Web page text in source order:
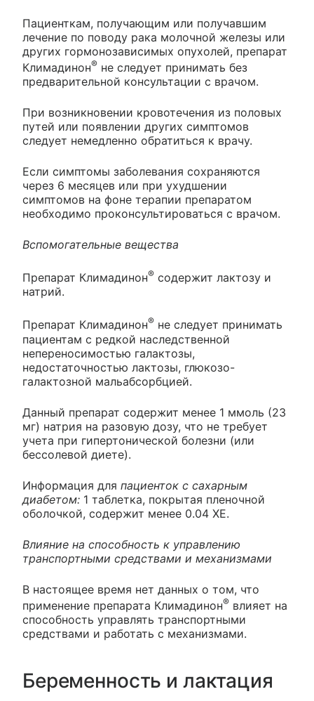
Пациенткам, получающим или получавшим
лечение по поводу рака молочной железы или
других гормонозависимых опухолей, препарат
Климадинон® не следует принимать без
предварительной консультации с врачом.
При возникновении кровотечения из половых
путей или появлении других симптомов
следует немедленно обратиться к врачу.
Если симптомы заболевания сохраняются
через 6 месяцев или при ухудшении
симптомов на фоне терапии препаратом
необходимо проконсультироваться с врачом.
Вспомогательные вещества
Препарат Климадинон® содержит лактозу и
натрий.
Препарат Климадинон® не следует принимать
пациентам с редкой наследственной
непереносимостью галактозы,
недостаточностью лактозы, глюкозо-
галактозной мальабсорбцией.
Данный препарат содержит менее 1 ммоль (23
мг) натрия на разовую дозу, что не требует
учета при гипертонической болезни (или
бессолевой диете).
Информация для пациенток с сахарным
диабетом: 1 таблетка, покрытая пленочной
оболочкой, содержит менее 0.04 ХЕ.
Влияние на способность к управлению
транспортными средствами и механизмами
В настоящее время нет данных о том, что
применение препарата Климадинон® влияет на
способность управлять транспортными
средствами и работать с механизмами.
Беременность и лактация